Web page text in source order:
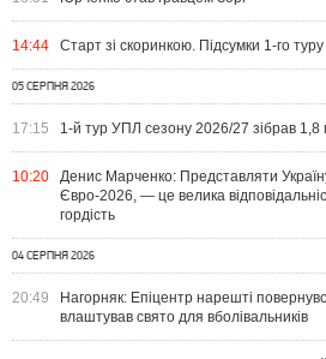
14:44 Старт зі скоринкою. Підсумки 1-го
05 СЕРПНЯ 2026
17:15 1-й тур УПЛ сезону 2026/27 зібрав 1,8
10:20
Денис Марченко: Представляти
Євро-2026, — це велика
гордість
04 СЕРПНЯ 2026
20:49
Нагорняк: Епіцентр нарешті
влаштував свято для вболівальників